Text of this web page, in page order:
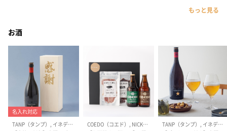
もっと見る
お酒